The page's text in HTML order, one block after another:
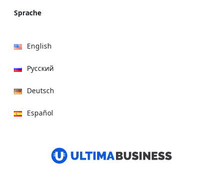
Sprache
English
Русский
Deutsch
Español